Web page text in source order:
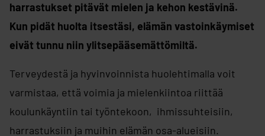
harrastukset pitävät mielen ja kehon kestävinä.
Kun pidät huolta itsestäsi, elämän vastoinkäymiset
eivät tunnu niin ylitsepääsemättömiltä.
Terveydestä ja hyvinvoinnista huolehtimalla voit
varmistaa, että voimia ja mielenkiintoa riittää
koulunkäyntiin tai työntekoon, ihmissuhteisiin,
harrastuksiin ja muihin elämän osa-alueisiin.